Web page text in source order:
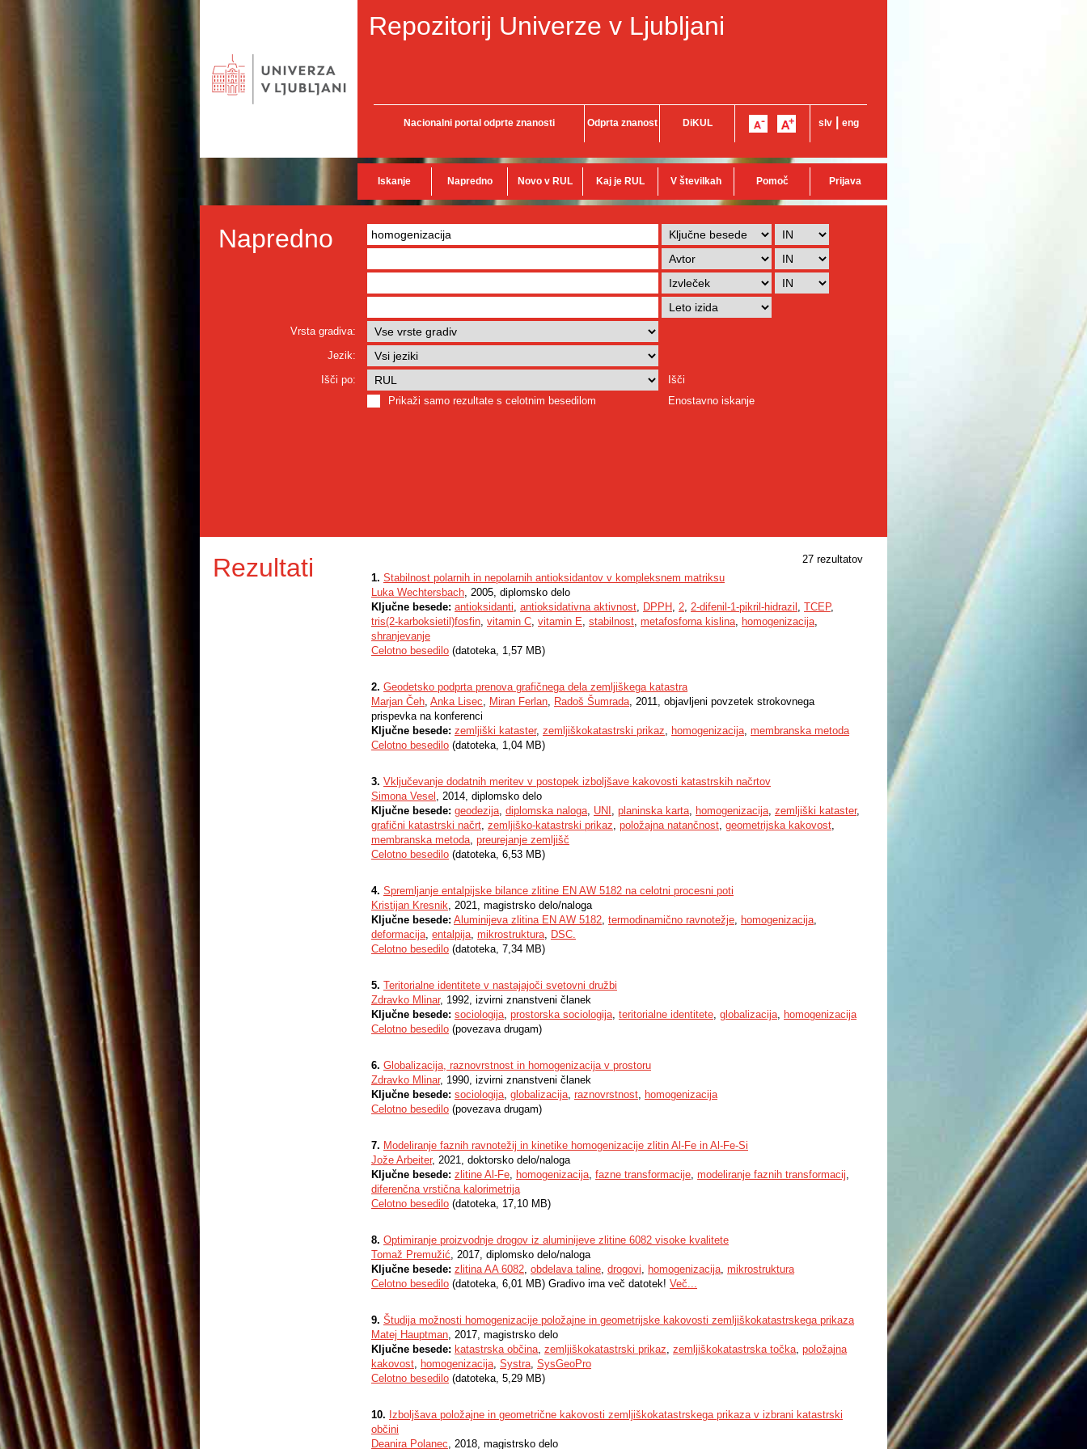
Repozitorij Univerze v Ljubljani
Nacionalni portal odprte znanosti Odprta znanost DiKUL slv eng
Iskanje Napredno Novo v RUL Kaj je RUL V številkah Pomoč Prijava
Napredno
Vrsta gradiva:
Jezik:
Išči po:
Išči
Prikaži samo rezultate s celotnim besedilom
Enostavno iskanje
Rezultati
27 rezultatov
1. Stabilnost polarnih in nepolarnih antioksidantov v kompleksnem matriksu
Luka Wechtersbach, 2005, diplomsko delo
Ključne besede: antioksidanti, antioksidativna aktivnost, DPPH , 2, 2-difenil-1-pikril-hidrazil , TCEP,
tris(2-karboksietil)fosfin, vitamin C, vitamin E, stabilnost, metafosforna kislina, homogenizacija,
shranjevanje
Celotno besedilo (datoteka, 1,57 MB)
2. Geodetsko podprta prenova grafičnega dela zemljiškega katastra
Marjan Čeh, Anka Lisec, Miran Ferlan, Radoš Šumrada, 2011, objavljeni povzetek strokovnega
prispevka na konferenci
Ključne besede: zemljiški kataster, zemljiškokatastrski prikaz, homogenizacija, membranska metoda
Celotno besedilo (datoteka, 1,04 MB)
3. Vključevanje dodatnih meritev v postopek izboljšave kakovosti katastrskih načrtov
Simona Vesel , 2014, diplomsko delo
Ključne besede: geodezija, diplomska naloga, UNI , planinska karta, homogenizacija, zemljiški kataster,
grafični katastrski načrt, zemljiško-katastrski prikaz, položajna natančnost, geometrijska kakovost,
membranska metoda, preurejanje zemljišč
Celotno besedilo (datoteka, 6,53 MB)
4. Spremljanje entalpijske bilance zlitine EN AW 5182 na celotni procesni poti
Kristijan Kresnik, 2021, magistrsko delo/naloga
Ključne besede: Aluminijeva zlitina EN AW 5182, termodinamično ravnotežje, homogenizacija,
deformacija, entalpija, mikrostruktura, DSC.
Celotno besedilo (datoteka, 7,34 MB)
5. Teritorialne identitete v nastajajoči svetovni družbi
Zdravko Mlinar, 1992, izvirni znanstveni članek
Ključne besede: sociologija, prostorska sociologija, teritorialne identitete, globalizacija, homogenizacija
Celotno besedilo (povezava drugam)
6. Globalizacija, raznovrstnost in homogenizacija v prostoru
Zdravko Mlinar, 1990, izvirni znanstveni članek
Ključne besede: sociologija, globalizacija, raznovrstnost, homogenizacija
Celotno besedilo (povezava drugam)
7. Modeliranje faznih ravnotežij in kinetike homogenizacije zlitin Al-Fe in Al-Fe-Si
Jože Arbeiter, 2021, doktorsko delo/naloga
Ključne besede: zlitine Al-Fe, homogenizacija, fazne transformacije, modeliranje faznih transformacij,
diferenčna vrstična kalorimetrija
Celotno besedilo (datoteka, 17,10 MB)
8. Optimiranje proizvodnje drogov iz aluminijeve zlitine 6082 visoke kvalitete
Tomaž Premužić, 2017, diplomsko delo/naloga
Ključne besede: zlitina AA 6082, obdelava taline, drogovi, homogenizacija, mikrostruktura
Celotno besedilo (datoteka, 6,01 MB) Gradivo ima več datotek! Več...
9. Študija možnosti homogenizacije položajne in geometrijske kakovosti zemljiškokatastrskega prikaza
Matej Hauptman, 2017, magistrsko delo
Ključne besede: katastrska občina, zemljiškokatastrski prikaz, zemljiškokatastrska točka, položajna
kakovost, homogenizacija, Systra, SysGeoPro
Celotno besedilo (datoteka, 5,29 MB)
10. Izboljšava položajne in geometrične kakovosti zemljiškokatastrskega prikaza v izbrani katastrski
občini
Deanira Polanec, 2018, magistrsko delo